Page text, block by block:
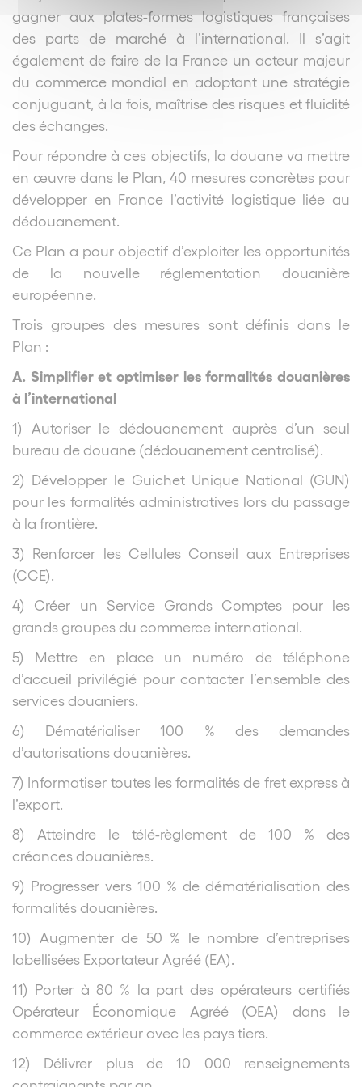
gagner aux plates-formes logistiques françaises
des parts de marché à l’international. Il s’agit
également de faire de la France un acteur majeur
du commerce mondial en adoptant une stratégie
conjuguant, à la fois, maîtrise des risques et fluidité
des échanges.
Pour répondre à ces objectifs, la douane va mettre
en œuvre dans le Plan, 40 mesures concrètes pour
développer en France l’activité logistique liée au
dédouanement.
Ce Plan a pour objectif d’exploiter les opportunités
de la nouvelle réglementation douanière
européenne.
Trois groupes des mesures sont définis dans le
Plan :
A. Simplifier et optimiser les formalités douanières
à l’international
1) Autoriser le dédouanement auprès d’un seul
bureau de douane (dédouanement centralisé).
2) Développer le Guichet Unique National (GUN)
pour les formalités administratives lors du passage
à la frontière.
3) Renforcer les Cellules Conseil aux Entreprises
(CCE).
4) Créer un Service Grands Comptes pour les
grands groupes du commerce international.
5) Mettre en place un numéro de téléphone
d’accueil privilégié pour contacter l’ensemble des
services douaniers.
6) Dématérialiser 100 % des demandes
d’autorisations douanières.
7) Informatiser toutes les formalités de fret express à
l’export.
8) Atteindre le télé-règlement de 100 % des
créances douanières.
9) Progresser vers 100 % de dématérialisation des
formalités douanières.
10) Augmenter de 50 % le nombre d’entreprises
labellisées Exportateur Agréé (EA).
11) Porter à 80 % la part des opérateurs certifiés
Opérateur Économique Agréé (OEA) dans le
commerce extérieur avec les pays tiers.
12) Délivrer plus de 10 000 renseignements